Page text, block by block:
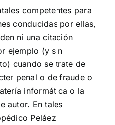
competentes para
conducidas por ellas,
ni una citación
ejemplo (y sin
cuando se trate de
penal o de fraude o
informática o la
autor. En tales
Peláez